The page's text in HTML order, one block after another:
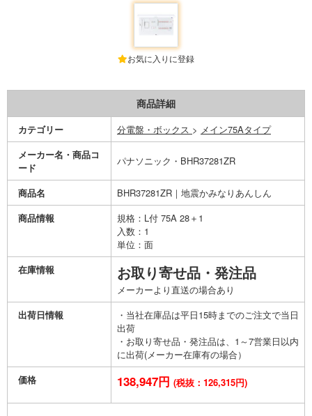
お気に入りに登録
商品詳細
カテゴリー 分電盤・ボックス > メイン75Aタイプ
メーカー名・商品コ
ード
パナソニック・BHR37281ZR
商品名
BHR37281ZR｜地震かみなりあんしん
商品情報
規格：L付 75A 28＋1
入数：1
単位：面
在庫情報
お取り寄せ品・発注品
メーカーより直送の場合あり
出荷日情報
・当社在庫品は平日15時までのご注文で当日
出荷
・お取り寄せ品・発注品は、1～7営業日以内
に出荷(メーカー在庫有の場合）
価格
138,947円 (税抜：126,315円)